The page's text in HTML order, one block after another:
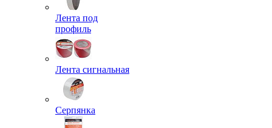
Лента под
профиль
Лента сигнальная
Серпянка